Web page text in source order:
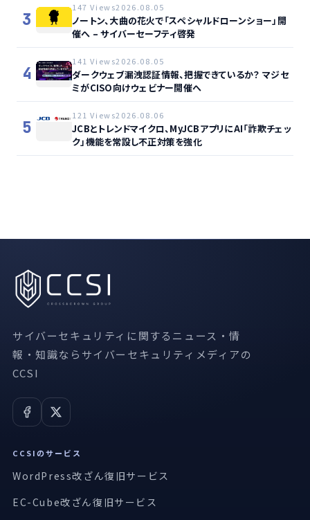
3
147 Views2026.08.05
ノートン、大曲の花火で「スペシャルドローンショー」開
催へ – サイバーセーフティ啓発
4
141 Views2026.08.05
ダークウェブ漏洩認証情報、把握できているか？ マジセ
ミがCISO向けウェビナー開催へ
5
121 Views2026.08.06
JCBとトレンドマイクロ、MyJCBアプリにAI「詐欺チェッ
ク」機能を常設し不正対策を強化
サイバーセキュリティに関するニュース・情
報・知識ならサイバーセキュリティメディアの
CCSI
CCSIのサービス
WordPress改ざん復旧サービス
EC-Cube改ざん復旧サービス